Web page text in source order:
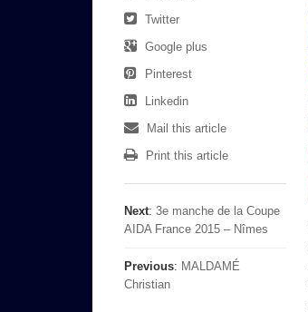
Twitter
Google plus
Pinterest
Linkedin
Mail this article
Print this article
Next: 3e manche de la Coupe
AIDA France 2015 – Nîmes
Previous: MALDAMÉ
Christian